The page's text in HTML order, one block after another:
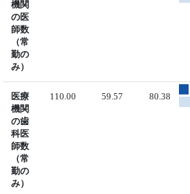
機関
の医
師数
（常
勤の
み）
医療
機関
の歯
科医
師数
（常
勤の
み）
110.00 59.57 80.38